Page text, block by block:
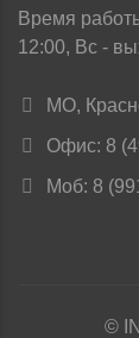
Время
12:00, Вс -
МО,
Офис: 8
Моб: 8
©